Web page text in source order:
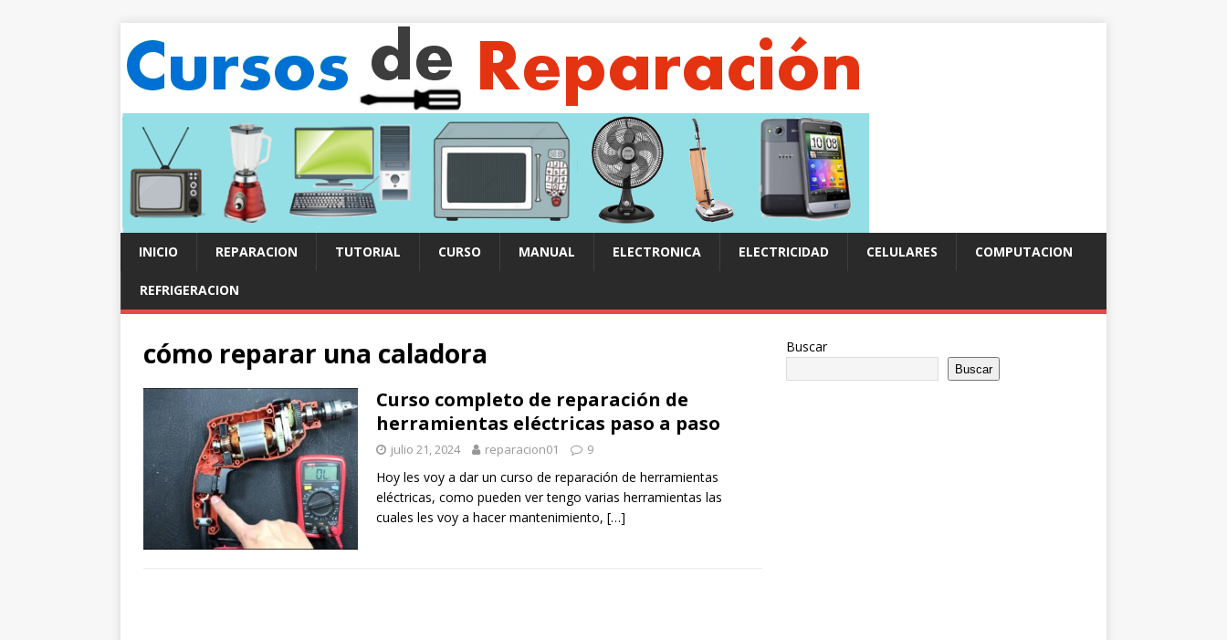
INICIO REPARACION TUTORIAL CURSO MANUAL ELECTRONICA ELECTRICIDAD CELULARES COMPUTACION
REFRIGERACION
cómo reparar una caladora
Curso completo de reparación de
herramientas eléctricas paso a paso
julio 21, 2024 reparacion01 9
Hoy les voy a dar un curso de reparación de herramientas
eléctricas, como pueden ver tengo varias herramientas las
cuales les voy a hacer mantenimiento, […]
Buscar
Buscar